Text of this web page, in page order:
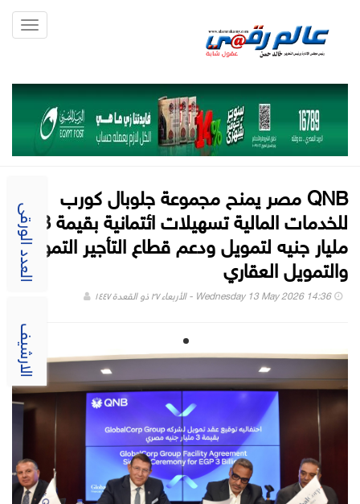
العدد الورقى
الارشيف
QNB مصر يمنح مجموعة جلوبال كورب
للخدمات المالية تسهيلات ائتمانية بقيمة 3
مليار جنيه لتمويل ودعم قطاع التأجير التمويلي
والتمويل العقاري
Wednesday 13 May 2026 14:36 - الأربعاء ٢٧ ذو القعدة ١٤٤٧